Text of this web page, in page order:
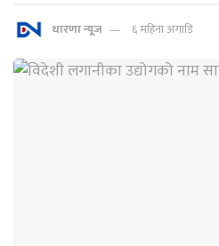
धारणा न्यूज ६ महिना अगाडि